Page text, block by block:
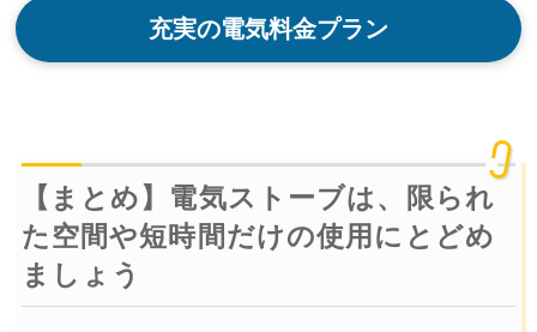
充実の電気料金プラン
【まとめ】電気ストーブは、限られ
た空間や短時間だけの使用にとどめ
ましょう